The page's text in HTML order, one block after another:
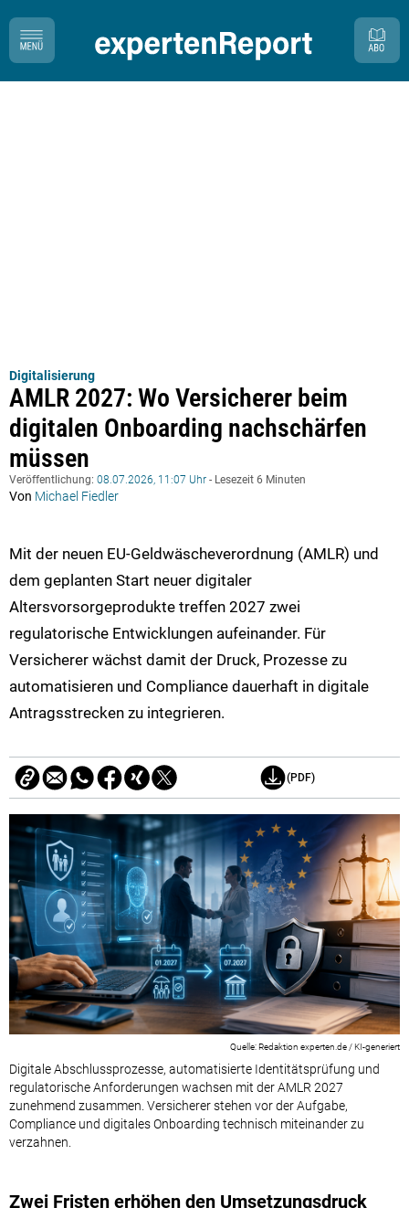
Digitalisierung
AMLR 2027: Wo Versicherer beim
digitalen Onboarding nachschärfen
müssen
Veröffentlichung: 08.07.2026, 11:07 Uhr - Lesezeit 6 Minuten
Von Michael Fiedler
Mit der neuen EU-Geldwäscheverordnung (AMLR) und
dem geplanten Start neuer digitaler
Altersvorsorgeprodukte treffen 2027 zwei
regulatorische Entwicklungen aufeinander. Für
Versicherer wächst damit der Druck, Prozesse zu
automatisieren und Compliance dauerhaft in digitale
Antragsstrecken zu integrieren.
(PDF)
Digitale Abschlussprozesse, automatisierte Identitätsprüfung und
regulatorische Anforderungen wachsen mit der AMLR 2027
zunehmend zusammen. Versicherer stehen vor der Aufgabe,
Compliance und digitales Onboarding technisch miteinander zu
verzahnen.
Redaktion experten.de / KI-generiert
Zwei Fristen erhöhen den Umsetzungsdruck